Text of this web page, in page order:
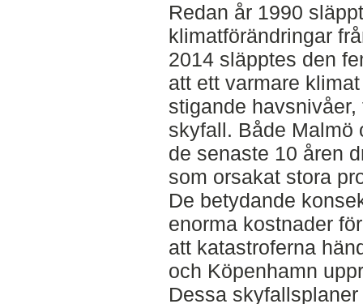
Redan år 1990
klimatförändringar
2014 släpptes den
att ett varmare
stigande
skyfall. Både Malmö
de senaste 10 åren
som orsakat stora
De betydande
enorma kostnader
att katastroferna
och Köpenhamn
Dessa